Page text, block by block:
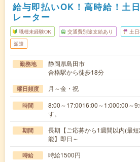
給与即払いOK！高時給！土
レーター
職種未経験OK 交通費別途支給あり 土
派遣
勤務地
静岡県島田市
合格駅から徒歩18分
曜日頻度 月～金・祝
時間
8:00～17:0016:00～1:000:00～
す。
期間
長期【ご応募から1週間以内(最
能】即日～
時給 時給1500円